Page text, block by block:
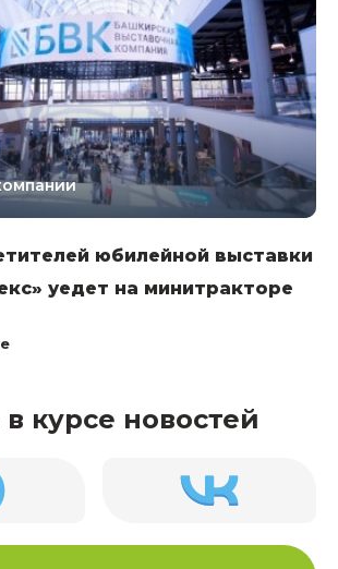
юбилейной выставки
уедет на минитракторе
курсе новостей